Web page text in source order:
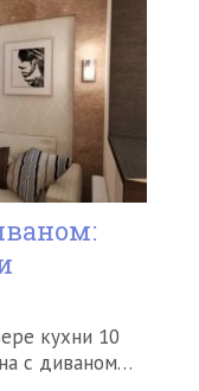
кухни 10
с диваном…